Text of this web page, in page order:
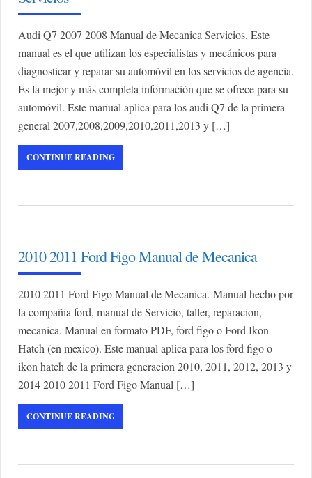
Audi Q7 2007 2008 Manual de Mecanica Servicios. Este
manual es el que utilizan los especialistas y mecánicos para
diagnosticar y reparar su automóvil en los servicios de agencia.
Es la mejor y más completa información que se ofrece para su
automóvil. Este manual aplica para los audi Q7 de la primera
general 2007,2008,2009,2010,2011,2013 y […]
CONTINUE READING
2010 2011 Ford Figo Manual de Mecanica
2010 2011 Ford Figo Manual de Mecanica. Manual hecho por
la compañia ford, manual de Servicio, taller, reparacion,
mecanica. Manual en formato PDF, ford figo o Ford Ikon
Hatch (en mexico). Este manual aplica para los ford figo o
ikon hatch de la primera generacion 2010, 2011, 2012, 2013 y
2014 2010 2011 Ford Figo Manual […]
CONTINUE READING